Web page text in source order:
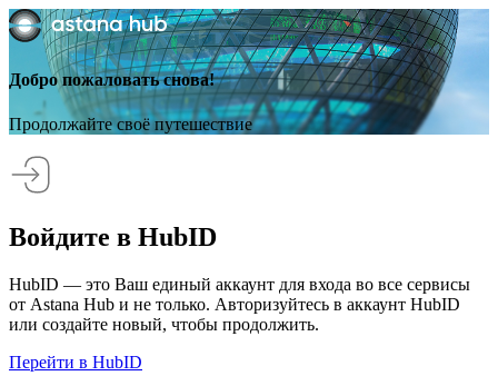
Добро пожаловать снова!
Продолжайте своё путешествие
Войдите в HubID
HubID — это Ваш единый аккаунт для входа во все сервисы
от Astana Hub и не только. Авторизуйтесь в аккаунт HubID
или создайте новый, чтобы продолжить.
Перейти в HubID